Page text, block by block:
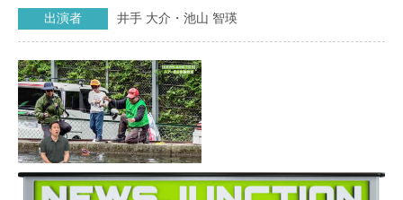
出演者 井手 大介・池山 智瑛